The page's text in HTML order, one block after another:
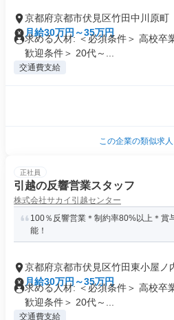
京都府京都市伏見区竹田中川原町
月給30万円～35万円
求める人材: ＜必須条件＞ 高校卒
歓迎条件＞ 20代～...
交通費支給
この企業の類似求
正社員
引越の反響営業スタッフ
株式会社サカイ引越センター
100％反響営業＊制約率80%以上＊賞
能！
京都府京都市伏見区竹田東小屋ノ
月給30万円～35万円
求める人材: ＜必須条件＞ 高校卒
歓迎条件＞ 20代～...
交通費支給